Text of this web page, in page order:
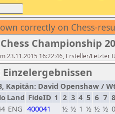
correctly on Chess-
Championship
23.11.2015 16:22:46, Ersteller/Letzter
Kapitän: David Openshaw /
Land FideID 1 2 3 4 5 6 7 8
ENG 400041 ½ ½ 1 ½ ½ ½